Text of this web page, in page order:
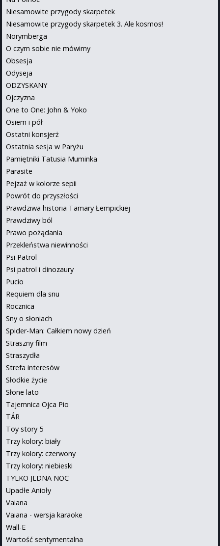
Niesamowite przygody skarpetek
Niesamowite przygody skarpetek 3. Ale kosmos!
Norymberga
O czym sobie nie mówimy
Obsesja
Odyseja
ODZYSKANY
Ojczyzna
One to One: John & Yoko
Osiem i pół
Ostatni konsjerż
Ostatnia sesja w Paryżu
Pamiętniki Tatusia Muminka
Parasite
Pejzaż w kolorze sepii
Powrót do przyszłości
Prawdziwa historia Tamary Łempickiej
Prawdziwy ból
Prawo pożądania
Przekleństwa niewinności
Psi Patrol
Psi patrol i dinozaury
Pucio
Requiem dla snu
Rocznica
Sny o słoniach
Spider-Man: Całkiem nowy dzień
Straszny film
Straszydła
Strefa interesów
Słodkie życie
Słone lato
Tajemnica Ojca Pio
TÁR
Toy story 5
Trzy kolory: biały
Trzy kolory: czerwony
Trzy kolory: niebieski
TYLKO JEDNA NOC
Upadłe Anioły
Vaiana
Vaiana - wersja karaoke
Wall-E
Wartość sentymentalna